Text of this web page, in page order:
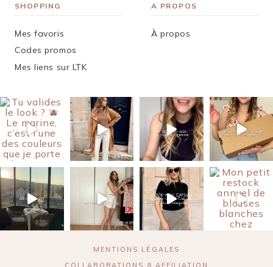
SHOPPING
Mes favoris
Codes promos
Mes liens sur LTK
A PROPOS
À propos
MENTIONS LÉGALES
COLLABORATIONS & AFFILIATION